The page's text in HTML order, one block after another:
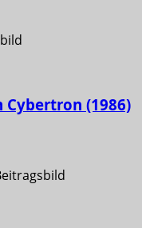
Cybertron (1986)